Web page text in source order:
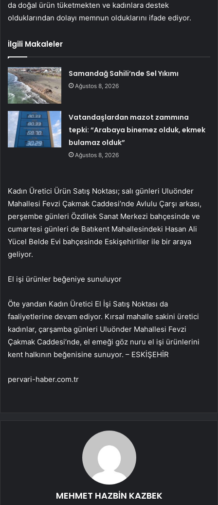
da doğal ürün tüketmekten ve kadınlara destek
olduklarından dolayı memnun olduklarını ifade ediyor.
İlgili Makaleler
Samandağ Sahili’nde Sel Yıkımı
Ağustos 8, 2026
Vatandaşlardan mazot zammına
tepki: “Arabaya binemez olduk, ekmek
bulamaz olduk”
Ağustos 8, 2026
Kadın Üretici Ürün Satış Noktası; salı günleri Uluönder
Mahallesi Fevzi Çakmak Caddesi’nde Avlulu Çarşı arkası,
perşembe günleri Özdilek Sanat Merkezi bahçesinde ve
cumartesi günleri de Batıkent Mahallesindeki Hasan Ali
Yücel Belde Evi bahçesinde Eskişehirliler ile bir araya
geliyor.
El işi ürünler beğeniye sunuluyor
Öte yandan Kadın Üretici El İşi Satış Noktası da
faaliyetlerine devam ediyor. Kırsal mahalle sakini üretici
kadınlar, çarşamba günleri Uluönder Mahallesi Fevzi
Çakmak Caddesi’nde, el emeği göz nuru el işi ürünlerini
kent halkının beğenisine sunuyor. – ESKİŞEHİR
pervari-haber.com.tr
MEHMET HAZBİN KAZBEK